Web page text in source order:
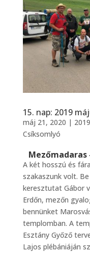
15. nap: 2019
máj 21, 2020 | 2019
Csíksomlyó
Mezőmadaras
A két hosszú és
szakaszunk volt.
keresztutat Gábor
Erdőn, mezőn
bennünket
templomban. A
Esztány Győző
Lajos plébániáján